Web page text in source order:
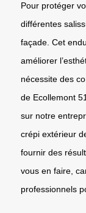
Pour protéger
différentes
façade. Cet
améliorer
nécessite des
de Ecollemont
sur notre
crépi extérieur
fournir des
vous en faire,
professionnels